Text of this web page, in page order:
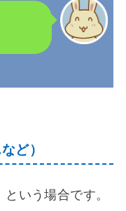
ど）
という場合です。